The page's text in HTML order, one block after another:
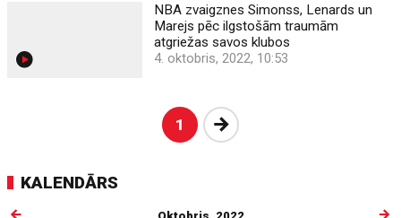
NBA zvaigznes Simonss, Lenards un
Marejs pēc ilgstošām traumām
atgriežas savos klubos
4. oktobris, 2022, 10:53
1 Nākošā
KALENDĀRS